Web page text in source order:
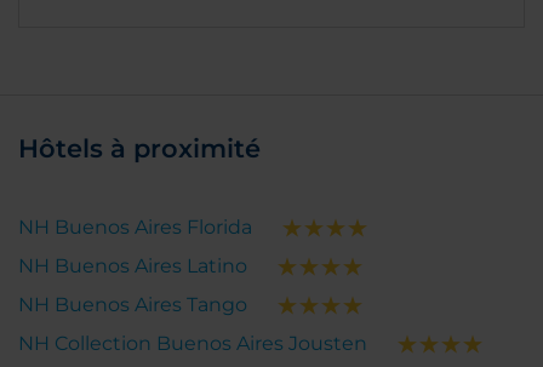
Hôtels à proximité
NH Buenos Aires Florida
NH Buenos Aires Latino
NH Buenos Aires Tango
NH Collection Buenos Aires Jousten